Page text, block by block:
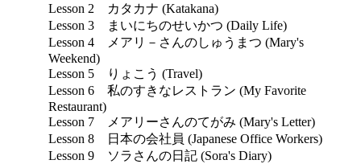
Lesson 2 カタカナ (Katakana)
Lesson 3 まいにちのせいかつ (Daily Life)
Lesson 4 メアリ－さんのしゅうまつ (Mary's
Weekend)
Lesson 5 りょこう (Travel)
Lesson 6 私のすきなレストラン (My Favorite
Restaurant)
Lesson 7 メアリーさんのてがみ (Mary's Letter)
Lesson 8 日本の会社員 (Japanese Office Workers)
Lesson 9 ソラさんの日記 (Sora's Diary)